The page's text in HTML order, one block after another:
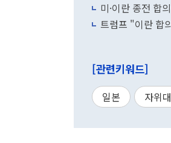
미·이란 종전 합
트럼프 "이란 합
[관련키워드]
일본 자위대